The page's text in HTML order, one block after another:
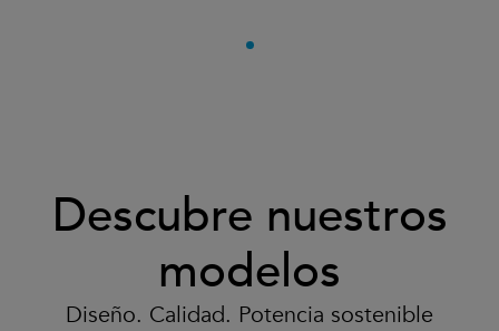
Descubre nuestros
modelos
Diseño. Calidad. Potencia sostenible